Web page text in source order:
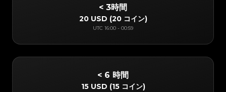
< 3時間
20 USD (20 コイン)
UTC 16:00 - 00:59
< 6 時間
15 USD (15 コイン)